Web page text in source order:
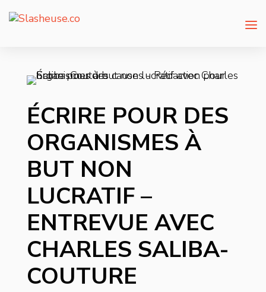
ÉCRIRE POUR DES
ORGANISMES À
BUT NON
LUCRATIF –
ENTREVUE AVEC
CHARLES SALIBA-
COUTURE